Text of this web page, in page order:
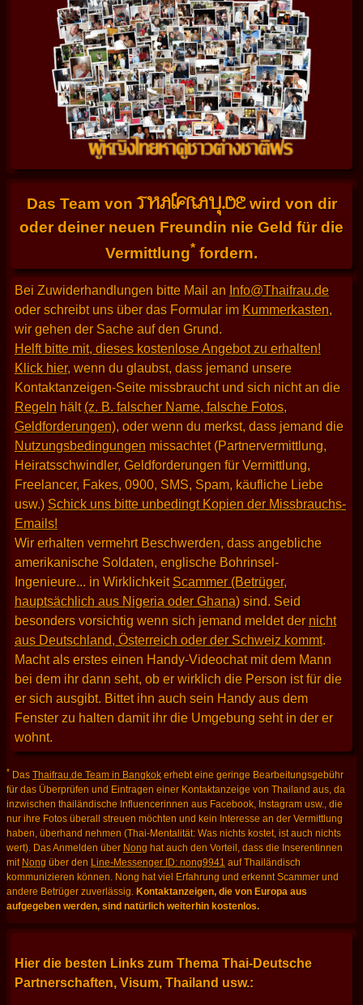
Das Team vonTHAIFRAU.DEwird von dir
oder deiner neuen Freundin nie Geld für die
Vermittlung* fordern.
Bei Zuwiderhandlungen bitte Mail an Info@Thaifrau.de
oder schreibt uns über das Formular im Kummerkasten,
wir gehen der Sache auf den Grund.
Helft bitte mit, dieses kostenlose Angebot zu erhalten!
Klick hier, wenn du glaubst, dass jemand unsere
Kontaktanzeigen-Seite missbraucht und sich nicht an die
Regeln hält (z. B. falscher Name, falsche Fotos,
Geldforderungen), oder wenn du merkst, dass jemand die
Nutzungsbedingungen missachtet (Partnervermittlung,
Heiratsschwindler, Geldforderungen für Vermittlung,
Freelancer, Fakes, 0900, SMS, Spam, käufliche Liebe
usw.) Schick uns bitte unbedingt Kopien der Missbrauchs-
Emails!
Wir erhalten vermehrt Beschwerden, dass angebliche
amerikanische Soldaten, englische Bohrinsel-
Ingenieure... in Wirklichkeit Scammer (Betrüger,
hauptsächlich aus Nigeria oder Ghana)sind. Seid
besonders vorsichtig wenn sich jemand meldet der nicht
aus Deutschland, Österreich oder der Schweiz kommt.
Macht als erstes einen Handy-Videochat mit dem Mann
bei dem ihr dann seht, ob er wirklich die Person ist für die
er sich ausgibt. Bittet ihn auch sein Handy aus dem
Fenster zu halten damit ihr die Umgebung seht in der er
wohnt.
* Das Thaifrau.de Team in Bangkok erhebt eine geringe Bearbeitungsgebühr
für das Überprüfen und Eintragen einer Kontaktanzeige von Thailand aus, da
inzwischen thailändische Influencerinnen aus Facebook, Instagram usw., die
nur ihre Fotos überall streuen möchten und kein Interesse an der Vermittlung
haben, überhand nehmen (Thai-Mentalität: Was nichts kostet, ist auch nichts
wert). Das Anmelden über Nong hat auch den Vorteil, dass die Inserentinnen
mit Nong über den Line-Messenger ID: nong9941 auf Thailändisch
kommunizieren können. Nong hat viel Erfahrung und erkennt Scammer und
andere Betrüger zuverlässig. Kontaktanzeigen, die von Europa aus
aufgegeben werden, sind natürlich weiterhin kostenlos.
Hier die besten Links zum Thema Thai-Deutsche
Partnerschaften, Visum, Thailand usw.: